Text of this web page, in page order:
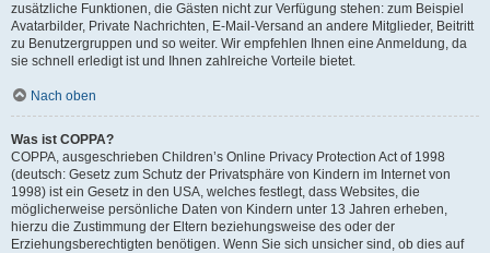
zusätzliche Funktionen, die Gästen nicht zur Verfügung stehen: zum Beispiel
Avatarbilder, Private Nachrichten, E-Mail-Versand an andere Mitglieder, Beitritt
zu Benutzergruppen und so weiter. Wir empfehlen Ihnen eine Anmeldung, da
sie schnell erledigt ist und Ihnen zahlreiche Vorteile bietet.
Nach oben
Was ist COPPA?
COPPA, ausgeschrieben Children’s Online Privacy Protection Act of 1998
(deutsch: Gesetz zum Schutz der Privatsphäre von Kindern im Internet von
1998) ist ein Gesetz in den USA, welches festlegt, dass Websites, die
möglicherweise persönliche Daten von Kindern unter 13 Jahren erheben,
hierzu die Zustimmung der Eltern beziehungsweise des oder der
Erziehungsberechtigten benötigen. Wenn Sie sich unsicher sind, ob dies auf